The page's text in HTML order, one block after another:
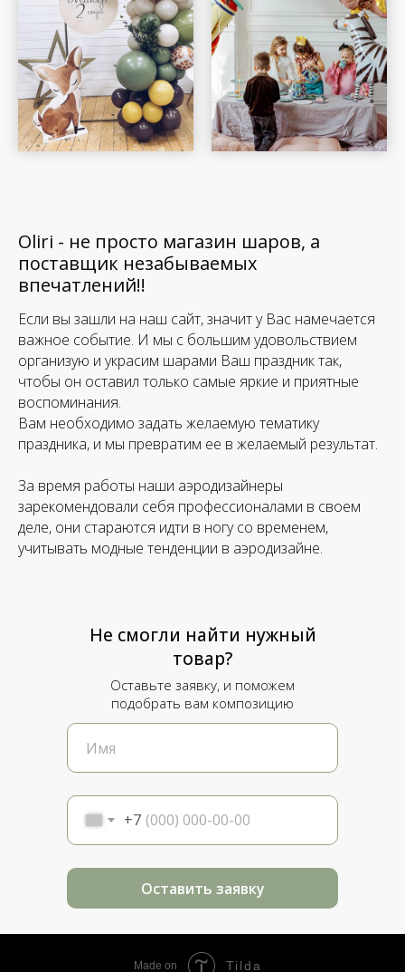
Oliri - не просто магазин шаров, а
поставщик незабываемых
впечатлений!!
Если вы зашли на наш сайт, значит у Вас намечается
важное событие. И мы с большим удовольствием
организую и украсим шарами Ваш праздник так,
чтобы он оставил только самые яркие и приятные
воспоминания.
Вам необходимо задать желаемую тематику
праздника, и мы превратим ее в желаемый результат.
За время работы наши аэродизайнеры
зарекомендовали себя профессионалами в своем
деле, они стараются идти в ногу со временем,
учитывать модные тенденции в аэродизайне.
+7
Оставить заявку
Не смогли найти нужный
товар?
Оставьте заявку, и поможем
подобрать вам композицию
Made on Tilda